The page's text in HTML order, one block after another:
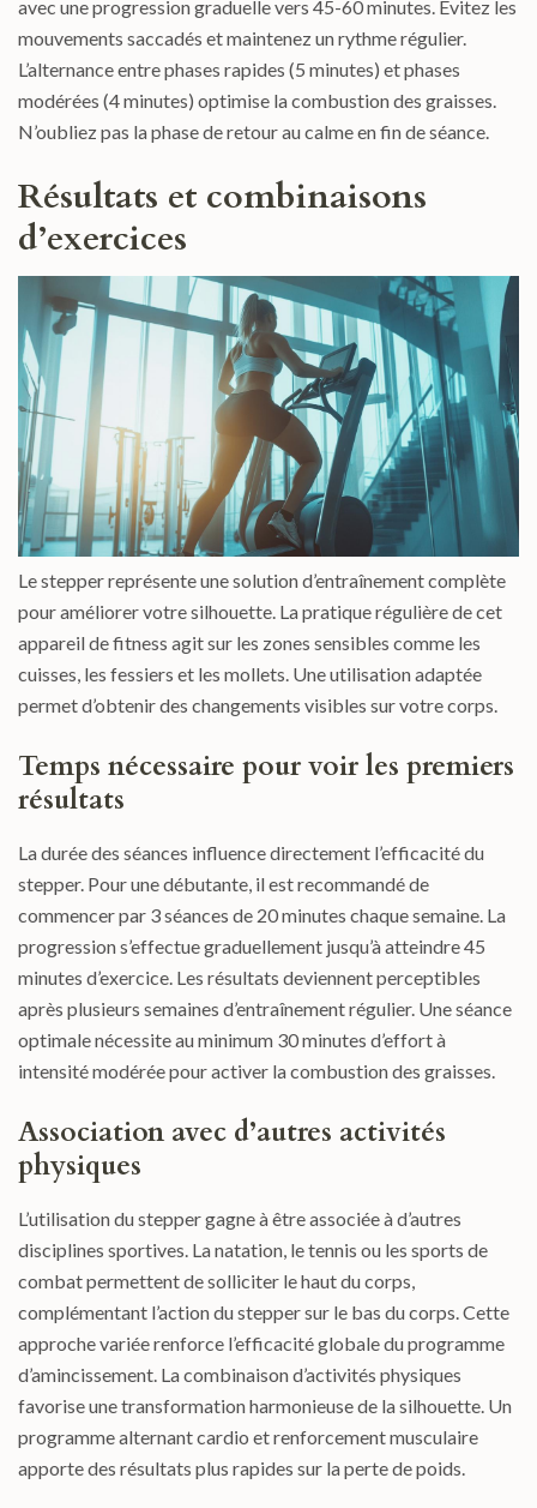
avec une progression graduelle vers 45-60 minutes. Évitez les
mouvements saccadés et maintenez un rythme régulier.
L’alternance entre phases rapides (5 minutes) et phases
modérées (4 minutes) optimise la combustion des graisses.
N’oubliez pas la phase de retour au calme en fin de séance.
Résultats et combinaisons
d’exercices
Le stepper représente une solution d’entraînement complète
pour améliorer votre silhouette. La pratique régulière de cet
appareil de fitness agit sur les zones sensibles comme les
cuisses, les fessiers et les mollets. Une utilisation adaptée
permet d’obtenir des changements visibles sur votre corps.
Temps nécessaire pour voir les premiers
résultats
La durée des séances influence directement l’efficacité du
stepper. Pour une débutante, il est recommandé de
commencer par 3 séances de 20 minutes chaque semaine. La
progression s’effectue graduellement jusqu’à atteindre 45
minutes d’exercice. Les résultats deviennent perceptibles
après plusieurs semaines d’entraînement régulier. Une séance
optimale nécessite au minimum 30 minutes d’effort à
intensité modérée pour activer la combustion des graisses.
Association avec d’autres activités
physiques
L’utilisation du stepper gagne à être associée à d’autres
disciplines sportives. La natation, le tennis ou les sports de
combat permettent de solliciter le haut du corps,
complémentant l’action du stepper sur le bas du corps. Cette
approche variée renforce l’efficacité globale du programme
d’amincissement. La combinaison d’activités physiques
favorise une transformation harmonieuse de la silhouette. Un
programme alternant cardio et renforcement musculaire
apporte des résultats plus rapides sur la perte de poids.